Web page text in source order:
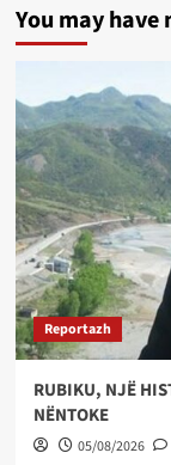
You may have
Reportazh
RUBIKU, NJË
NËNTOKE
05/08/2026